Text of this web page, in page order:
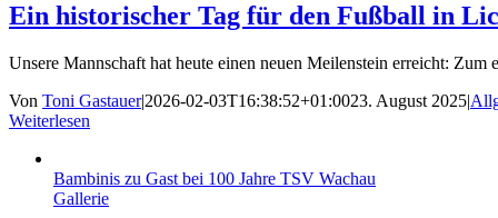
Ein historischer Tag für den Fußball in
Unsere Mannschaft hat heute einen neuen Meilenstein erreicht: Zum
Von Toni Gastauer|2026-02-03T16:38:52+01:0023. August 2025|
Weiterlesen
Bambinis zu Gast bei 100 Jahre TSV Wachau
Gallerie